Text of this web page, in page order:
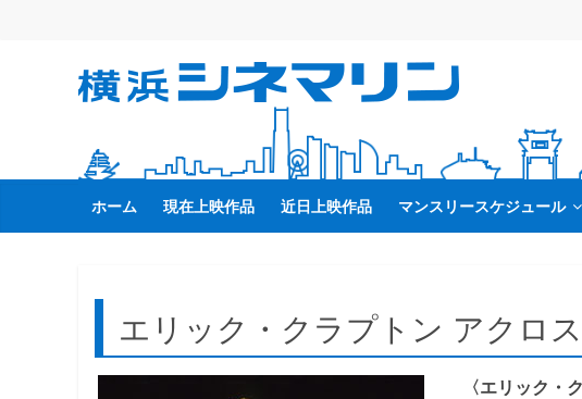
ス
ッ
横
浜
シ
ネ
マ
ホーム 現在上映作品 近日上映作品 マンスリースケジュール
エリック・クラプトン アクロ
〈エリック・